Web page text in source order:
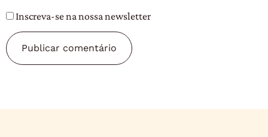
Inscreva-se na nossa newsletter